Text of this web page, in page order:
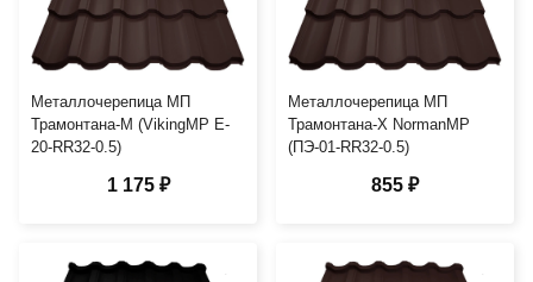
Металлочерепица МП
Трамонтана-M (VikingMP E-
20-RR32-0.5)
1 175 ₽
Металлочерепица МП
Трамонтана-X NormanMP
(ПЭ-01-RR32-0.5)
855 ₽